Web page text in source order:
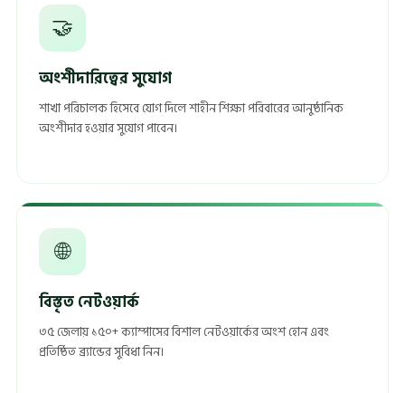
🤝
অংশীদারিত্বের সুযোগ
শাখা পরিচালক হিসেবে যোগ দিলে শাহীন শিক্ষা পরিবারের আনুষ্ঠানিক
অংশীদার হওয়ার সুযোগ পাবেন।
🌐
বিস্তৃত নেটওয়ার্ক
৩৫ জেলায় ১৫০+ ক্যাম্পাসের বিশাল নেটওয়ার্কের অংশ হোন এবং
প্রতিষ্ঠিত ব্র্যান্ডের সুবিধা নিন।